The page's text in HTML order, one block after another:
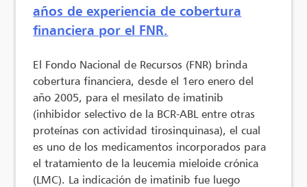
años de experiencia de cobertura
financiera por el FNR.
El Fondo Nacional de Recursos (FNR) brinda
cobertura financiera, desde el 1ero enero del
año 2005, para el mesilato de imatinib
(inhibidor selectivo de la BCR-ABL entre otras
proteínas con actividad tirosinquinasa), el cual
es uno de los medicamentos incorporados para
el tratamiento de la leucemia mieloide crónica
(LMC). La indicación de imatinib fue luego